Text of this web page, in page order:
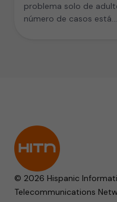
problema solo de
número de casos está…
© 2026 Hispanic
Telecommunications